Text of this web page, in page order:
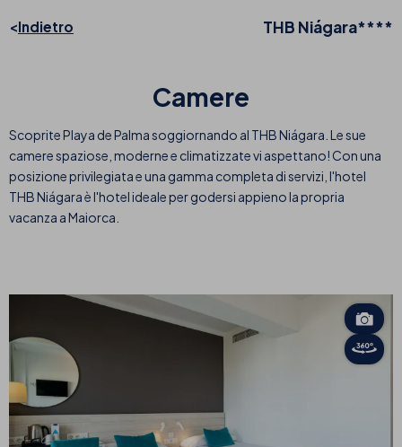
Indietro THB Niágara****
Camere
Scoprite Playa de Palma soggiornando al THB Niágara. Le sue
camere spaziose, moderne e climatizzate vi aspettano! Con una
posizione privilegiata e una gamma completa di servizi, l'hotel
THB Niágara è l'hotel ideale per godersi appieno la propria
vacanza a Maiorca.